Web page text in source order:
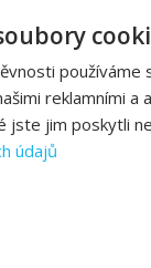
reklamními
jste jim poskytli
údajů